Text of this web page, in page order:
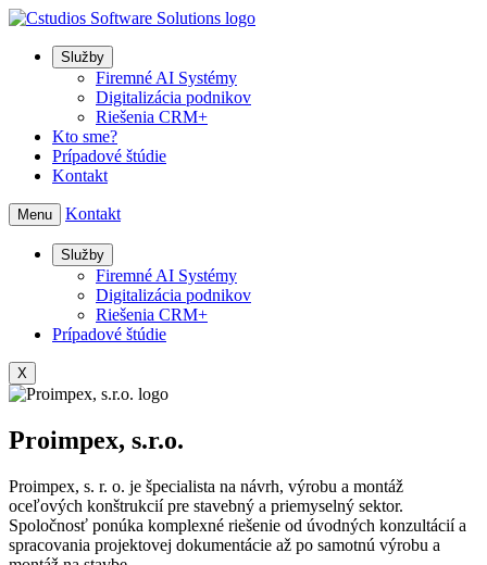
Služby
Firemné AI Systémy
Digitalizácia podnikov
Riešenia CRM+
Kto sme?
Prípadové štúdie
Kontakt
Menu Kontakt
Služby
Firemné AI Systémy
Digitalizácia podnikov
Riešenia CRM+
Prípadové štúdie
X
Proimpex, s.r.o.
Proimpex, s. r. o. je špecialista na návrh, výrobu a montáž
oceľových konštrukcií pre stavebný a priemyselný sektor.
Spoločnosť ponúka komplexné riešenie od úvodných konzultácií a
spracovania projektovej dokumentácie až po samotnú výrobu a